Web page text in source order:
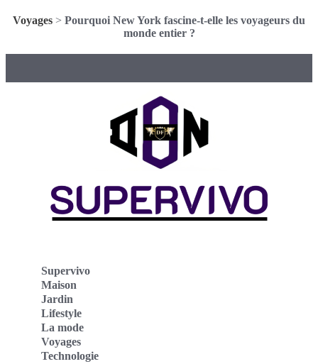
Voyages > Pourquoi New York fascine-t-elle les voyageurs du
monde entier ?
Supervivo
Maison
Jardin
Lifestyle
La mode
Voyages
Technologie